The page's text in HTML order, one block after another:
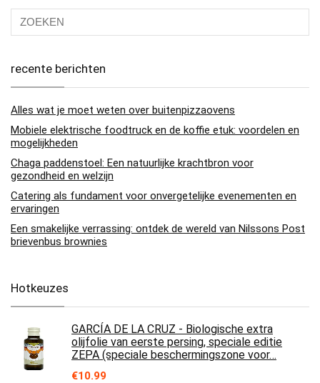
recente berichten
Alles wat je moet weten over buitenpizzaovens
Mobiele elektrische foodtruck en de koffie etuk: voordelen en
mogelijkheden
Chaga paddenstoel: Een natuurlijke krachtbron voor
gezondheid en welzijn
Catering als fundament voor onvergetelijke evenementen en
ervaringen
Een smakelijke verrassing: ontdek de wereld van Nilssons Post
brievenbus brownies
Hotkeuzes
GARCÍA DE LA CRUZ - Biologische extra
olijfolie van eerste persing, speciale editie
ZEPA (speciale beschermingszone voor…
€10.99